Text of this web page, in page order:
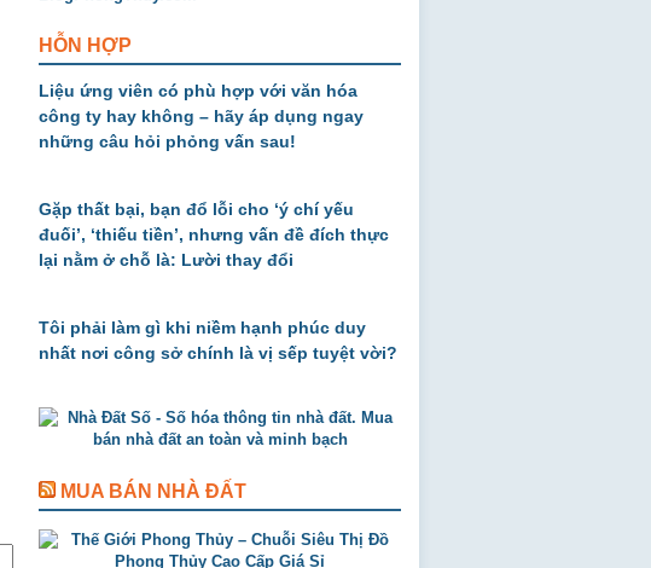
HỖN HỢP
Liệu ứng viên có phù hợp với văn hóa
công ty hay không – hãy áp dụng ngay
những câu hỏi phỏng vấn sau!
Gặp thất bại, bạn đổ lỗi cho ‘ý chí yếu
đuối’, ‘thiếu tiền’, nhưng vấn đề đích thực
lại nằm ở chỗ là: Lười thay đổi
Tôi phải làm gì khi niềm hạnh phúc duy
nhất nơi công sở chính là vị sếp tuyệt vời?
MUA BÁN NHÀ ĐẤT